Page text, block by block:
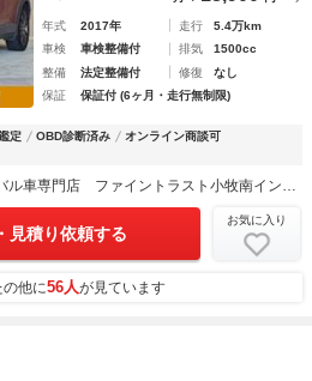
年式 2017年 走行
5.4万km
車検
車検整備付 排気
1500cc
整備
法定整備付 修復
なし
保証
保証付 (6ヶ月・走行無制限)
定 OBD診断済み
オンライン商談可
マツダ車／スバル車専門店 ファイントラスト小牧南インター店
見積り依頼する
お気に入り
他に56人が見ています